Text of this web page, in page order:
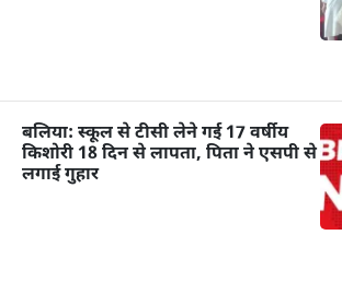
बलिया: स्कूल से टीसी लेने गई 17 वर्षीय
किशोरी 18 दिन से लापता, पिता ने एसपी से
लगाई गुहार